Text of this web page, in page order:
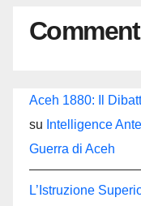
Aceh 1880: Il
su Intelligence
Guerra di Aceh
L’Istruzione